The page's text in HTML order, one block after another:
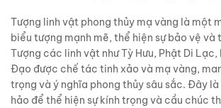
Tượng linh vật phong thủy mạ vàng là một
biểu tượng mạnh mẽ, thể hiện sự bảo vệ và
Tượng các linh vật như Tỳ Hưu, Phật Di Lạc,
Đạo được chế tác tinh xảo và mạ vàng,
trọng và ý nghĩa phong thủy sâu sắc. Đây là
hảo để thể hiện sự kính trọng và cầu chúc